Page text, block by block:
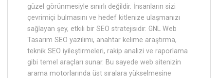
güzel görünmesiyle sınırlı değildir. İnsanların sizi
çevrimiçi bulmasını ve hedef kitlenize ulaşmanızı
sağlayan şey, etkili bir SEO stratejisidir. GNL Web
Tasarım SEO yazılımı, anahtar kelime araştırma,
teknik SEO iyileştirmeleri, rakip analizi ve raporlama
gibi temel araçları sunar. Bu sayede web sitenizin
arama motorlarında üst sıralara yükselmesine